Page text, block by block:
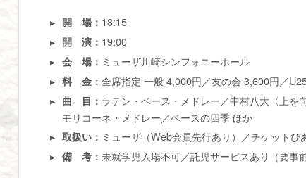
開 場： 18:15
開 演： 19:00
会 場： ミューザ川崎シンフォニーホール
料 金：全席指定 一般 4,000円／友の会 3,600円／
曲 目： ラテン・ベース・メドレー／中村八大〈上を
モリコーネ・メドレー／ベースの四季 ほか
取扱い： ミューザ（Web会員先行あり）／チケットぴ
備 考：未就学児入場不可／託児サービスあり（要事